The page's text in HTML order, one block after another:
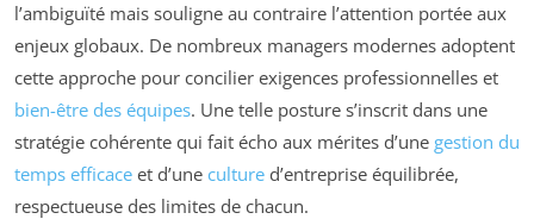
l’ambiguïté mais souligne au contraire l’attention portée aux
enjeux globaux. De nombreux managers modernes adoptent
cette approche pour concilier exigences professionnelles et
bien-être des équipes. Une telle posture s’inscrit dans une
stratégie cohérente qui fait écho aux mérites d’une gestion du
temps efficace et d’une culture d’entreprise équilibrée,
respectueuse des limites de chacun.